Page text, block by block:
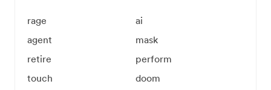
rage
ai
agent
mask
retire
perform
touch
doom